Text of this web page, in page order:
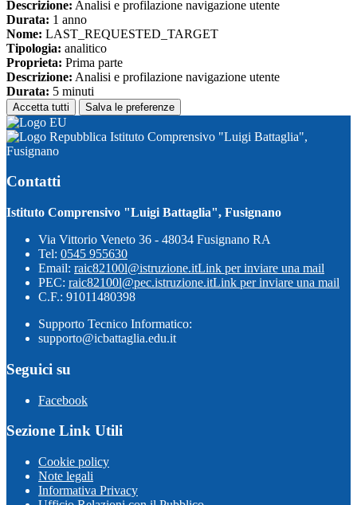
Descrizione: Analisi e profilazione navigazione utente
Durata: 1 anno
Nome: LAST_REQUESTED_TARGET
Tipologia: analitico
Proprieta: Prima parte
Descrizione: Analisi e profilazione navigazione utente
Durata: 5 minuti
Accetta tutti Salva le preferenze
Istituto Comprensivo "Luigi Battaglia",
Fusignano
Contatti
Istituto Comprensivo "Luigi Battaglia", Fusignano
Via Vittorio Veneto 36 - 48034 Fusignano RA
Tel: 0545 955630
Email: raic82100l@istruzione.itLink per inviare una mail
PEC: raic82100l@pec.istruzione.itLink per inviare una mail
C.F.: 91011480398
Supporto Tecnico Informatico:
supporto@icbattaglia.edu.it
Seguici su
Facebook
Sezione Link Utili
Cookie policy
Note legali
Informativa Privacy